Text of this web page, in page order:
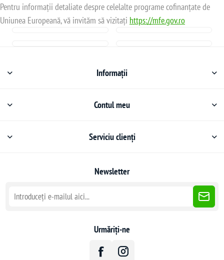
Pentru informații detaliate despre celelalte programe cofinanțate de
Uniunea Europeană, vă invităm să vizitați https://mfe.gov.ro
Informații
Contul meu
Serviciu clienți
Newsletter
Urmăriți-ne